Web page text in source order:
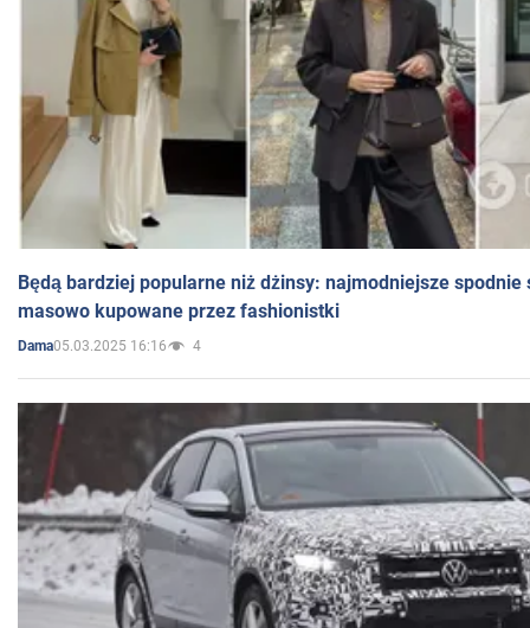
Będą bardziej popularne niż dżinsy: najmodniejsze spodnie
masowo kupowane przez fashionistki
Dama05.03.2025 16:16 4